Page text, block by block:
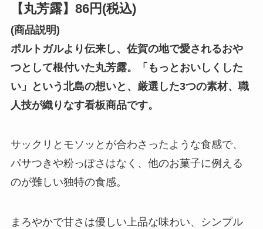
【丸芳露】86円(税込)
(商品説明)
ポルトガルより伝来し、佐賀の地で愛されるおや
つとして根付いた丸芳露。「もっとおいしくした
い」という北島の想いと、厳選した3つの素材、職
人技が織りなす看板商品です。
サックリとモソッとが合わさったような食感で、
パサつきや粉っぽさはなく、他のお菓子に例える
のが難しい独特の食感。
まろやかで甘さは優しい上品な味わい、シンプル